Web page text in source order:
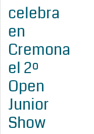
celebra
en
Cremona
el 2º
Open
Junior
Show